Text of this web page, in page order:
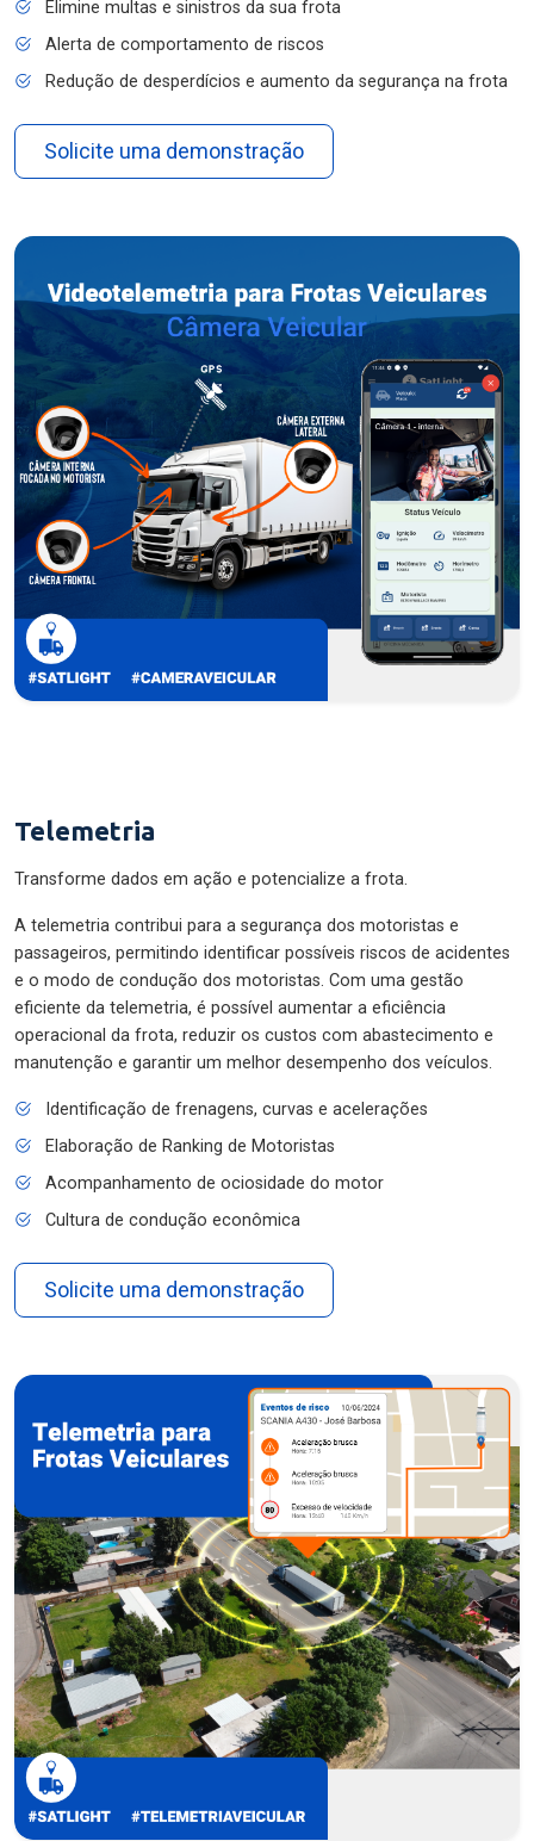
Elimine multas e sinistros da sua frota
Alerta de comportamento de riscos
Redução de desperdícios e aumento da segurança na frota
Solicite uma demonstração
Telemetria
Transforme dados em ação e potencialize a frota.
A telemetria contribui para a segurança dos motoristas e
passageiros, permitindo identificar possíveis riscos de acidentes
e o modo de condução dos motoristas. Com uma gestão
eficiente da telemetria, é possível aumentar a eficiência
operacional da frota, reduzir os custos com abastecimento e
manutenção e garantir um melhor desempenho dos veículos.
Identificação de frenagens, curvas e acelerações
Elaboração de Ranking de Motoristas
Acompanhamento de ociosidade do motor
Cultura de condução econômica
Solicite uma demonstração